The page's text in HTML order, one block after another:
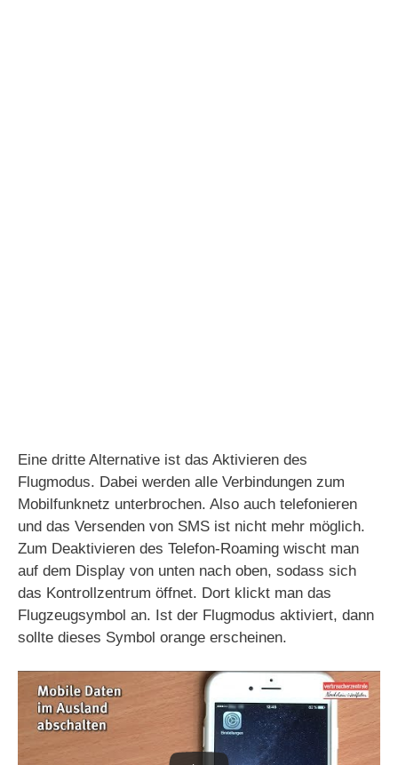
Eine dritte Alternative ist das Aktivieren des
Flugmodus. Dabei werden alle Verbindungen zum
Mobilfunknetz unterbrochen. Also auch telefonieren
und das Versenden von SMS ist nicht mehr möglich.
Zum Deaktivieren des Telefon-Roaming wischt man
auf dem Display von unten nach oben, sodass sich
das Kontrollzentrum öffnet. Dort klickt man das
Flugzeugsymbol an. Ist der Flugmodus aktiviert, dann
sollte dieses Symbol orange erscheinen.